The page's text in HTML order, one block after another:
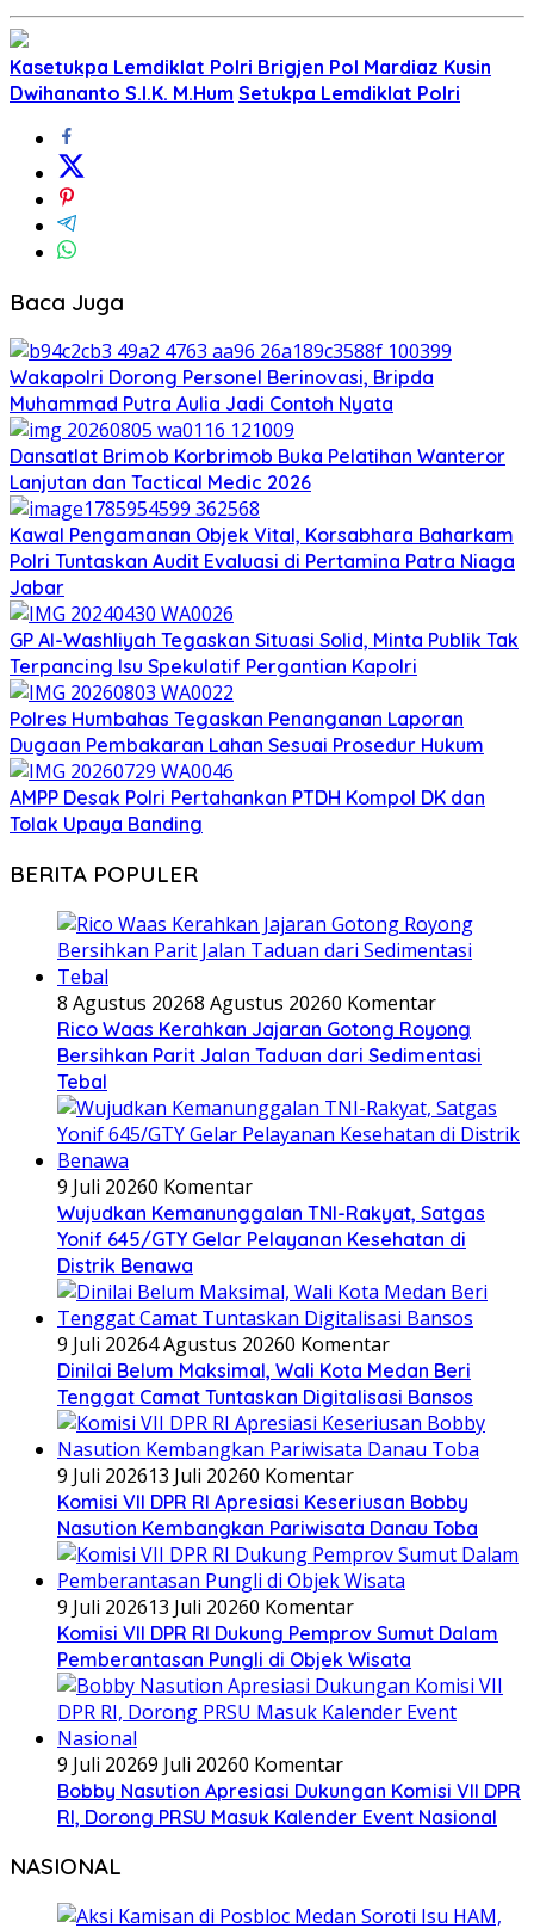
Kasetukpa Lemdiklat Polri Brigjen Pol Mardiaz Kusin
Dwihananto S.I.K. M.Hum Setukpa Lemdiklat Polri
Baca Juga
Wakapolri Dorong Personel Berinovasi, Bripda
Muhammad Putra Aulia Jadi Contoh Nyata
Dansatlat Brimob Korbrimob Buka Pelatihan Wanteror
Lanjutan dan Tactical Medic 2026
Kawal Pengamanan Objek Vital, Korsabhara Baharkam
Polri Tuntaskan Audit Evaluasi di Pertamina Patra Niaga
Jabar
GP Al-Washliyah Tegaskan Situasi Solid, Minta Publik Tak
Terpancing Isu Spekulatif Pergantian Kapolri
Polres Humbahas Tegaskan Penanganan Laporan
Dugaan Pembakaran Lahan Sesuai Prosedur Hukum
AMPP Desak Polri Pertahankan PTDH Kompol DK dan
Tolak Upaya Banding
BERITA POPULER
8 Agustus 20268 Agustus 20260 Komentar
Rico Waas Kerahkan Jajaran Gotong Royong
Bersihkan Parit Jalan Taduan dari Sedimentasi
Tebal
9 Juli 20260 Komentar
Wujudkan Kemanunggalan TNI-Rakyat, Satgas
Yonif 645/GTY Gelar Pelayanan Kesehatan di
Distrik Benawa
9 Juli 20264 Agustus 20260 Komentar
Dinilai Belum Maksimal, Wali Kota Medan Beri
Tenggat Camat Tuntaskan Digitalisasi Bansos
9 Juli 202613 Juli 20260 Komentar
Komisi VII DPR RI Apresiasi Keseriusan Bobby
Nasution Kembangkan Pariwisata Danau Toba
9 Juli 202613 Juli 20260 Komentar
Komisi VII DPR RI Dukung Pemprov Sumut Dalam
Pemberantasan Pungli di Objek Wisata
9 Juli 20269 Juli 20260 Komentar
Bobby Nasution Apresiasi Dukungan Komisi VII DPR
RI, Dorong PRSU Masuk Kalender Event Nasional
NASIONAL